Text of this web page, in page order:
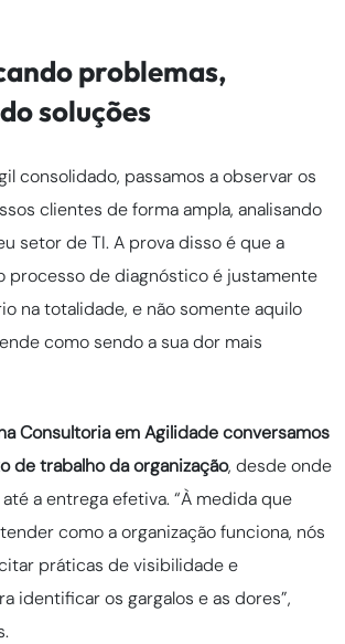
problemas,
soluções
consolidado, passamos a observar os
clientes de forma ampla, analisando
setor de TI. A prova disso é que a
processo de diagnóstico é justamente
na totalidade, e não somente aquilo
como sendo a sua dor mais
Consultoria em Agilidade conversamos
de trabalho da organização, desde onde
a entrega efetiva. “À medida que
como a organização funciona, nós
práticas de visibilidade e
identificar os gargalos e as dores”,